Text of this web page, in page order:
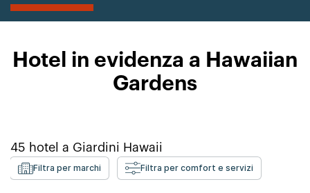
Hotel in evidenza a Hawaiian
Gardens
45 hotel a Giardini Hawaii
Filtra per marchi Filtra per comfort e servizi